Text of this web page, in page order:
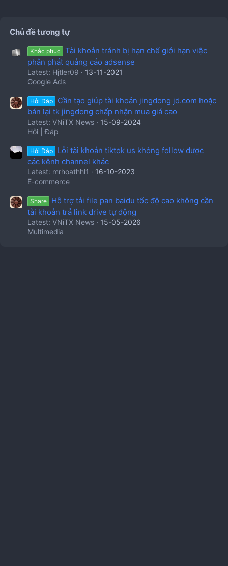
Chủ đề tương tự
Khắc phục
Tài khoản tránh bị hạn chế giới hạn việc
phân phát quảng cáo adsense
Latest: Hjtler09
13-11-2021
Google Ads
Hỏi Đáp
Cần tạo giúp tài khoản jingdong jd.com hoặc
bán lại tk jingdong chấp nhận mua giá cao
Latest: VNiTX News
15-09-2024
Hỏi | Đáp
Hỏi Đáp
Lỗi tài khoản tiktok us không follow được
các kênh channel khác
Latest: mrhoathhl1
16-10-2023
E-commerce
Share
Hỗ trợ tải file pan baidu tốc độ cao không cần
tài khoản trả link drive tự động
Latest: VNiTX News
15-05-2026
Multimedia